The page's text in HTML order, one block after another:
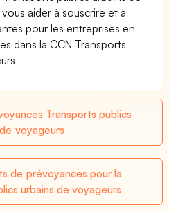
aider à souscrire et à
pour les entreprises en
dans la CCN Transports
Transports publics
voyageurs
de prévoyances pour la
urbains de voyageurs